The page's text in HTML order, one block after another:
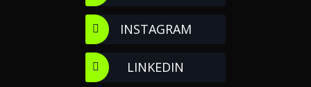
INSTAGRAM
LINKEDIN